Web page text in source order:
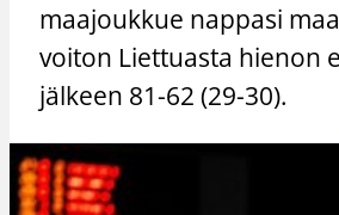
maajoukkue nappasi
voiton Liettuasta hienon
jälkeen 81-62 (29-30).